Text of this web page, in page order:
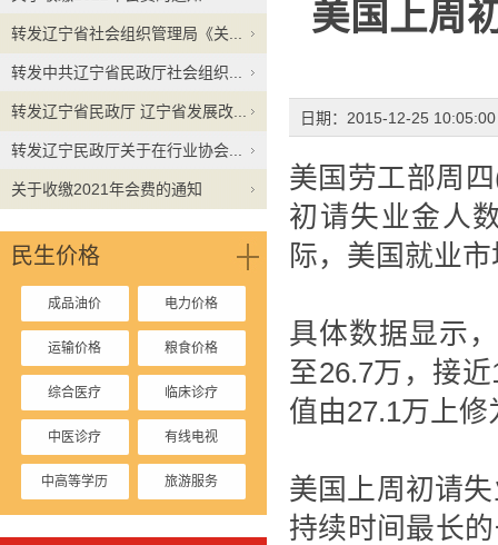
转发辽宁省社会组织管理局《关...
转发中共辽宁省民政厅社会组织...
转发辽宁省民政厅 辽宁省发展改...
转发辽宁民政厅关于在行业协会...
关于收缴2021年会费的通知
民生价格
成品油价 电力价格
运输价格 粮食价格
综合医疗 临床诊疗
中医诊疗 有线电视
中高等学历 旅游服务
美国上周
日期：2015-12-25
美国劳工部周
初请失业金人
际，美国就业
具体数据显示
至26.7万，接
值由27.1万上修
美国上周初请
持续时间最长